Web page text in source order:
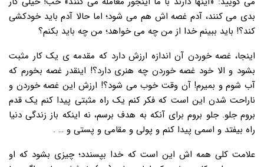
بدی می کنند، آدم غصه اش هم می شود؛ اما حالا آدم باید خودکشی
کند؟! باید ببینم خدا از من چه می خواهد؛ من چه باید بکنم؟
اینجا، غصه خوردن آن اندازه ارزش دارد که مقدمه ی یک کار مثبت
بشود و الا خود غصه خوردن چه هنری دارد؟! اینقدر غصه بخورم که
آب شوم و بمیرم! آن وقت خوب می شود؟! ارزش این غصه خوردن و
ناراحت شدن این است که فکر کنم یک راه مثبتی پیدا کنم یک قدم
بروم جلو. جلو بروم برای آنکه به هدف برسم، نه اینکه باز زندگی دنیا
راه بیفتد و اسمی پیدا کنم و پولی و مقامی و پستی و … .
علامت کلی همه اش این است که خدا بپسندد؛ چیزی بشود که او